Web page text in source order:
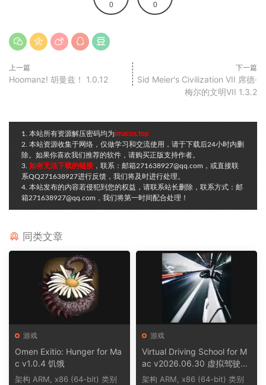
0 0
上一篇
Hoomanz! 胡曼兹！ 1.0.12
下一篇
Sid Meier's Civilization VII 席德·
梅尔的文明VII 1.3.2
1. 本站所有资源解压密码均为imacos.top
2. 本站资源收集于网络，仅做学习和交流使用，请于下载后24小时内删
除。如果你喜欢我们推荐的软件，请购买正版支持作者。
3. 如有无法下载的链接 ，联系：邮箱271638927@qq.com，或直接联
系QQ271638927进行反馈，我们将及时进行处理。
4. 本站发布的内容若侵犯到您的权益，请联系站长删除，联系方式：邮
箱271638927@qq.com，我们将第一时间配合处理！
同类文章
游戏
Omen Exitio: Hunger for Ma
c v1.0.4 饥饿
架构 ARM, x86 (64-bit) 类别
游戏
Virtual Driving School for M
ac v2026.06.30 虚拟驾驶学
校
架构 ARM, x86 (64-bit) 类别